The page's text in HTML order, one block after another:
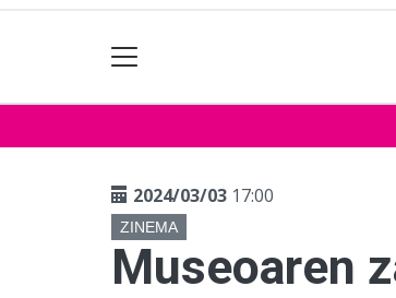
2024/03/03 17:00
ZINEMA
Museoaren